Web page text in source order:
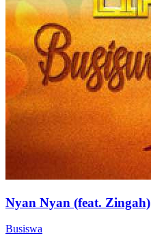
Nyan Nyan (feat. Zingah)
Busiswa